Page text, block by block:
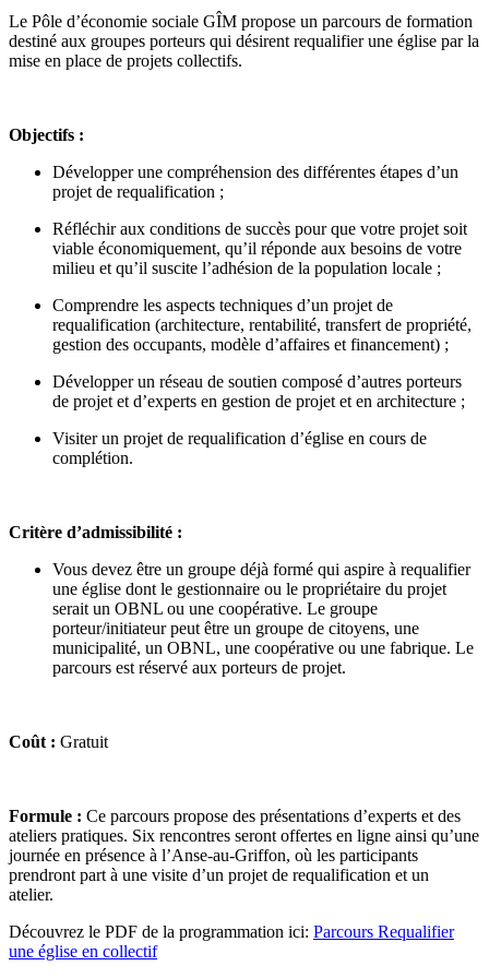
Le Pôle d’économie sociale GÎM propose un parcours de formation
destiné aux groupes porteurs qui désirent requalifier une église par la
mise en place de projets collectifs.
Objectifs :
Développer une compréhension des différentes étapes d’un
projet de requalification ;
Réfléchir aux conditions de succès pour que votre projet soit
viable économiquement, qu’il réponde aux besoins de votre
milieu et qu’il suscite l’adhésion de la population locale ;
Comprendre les aspects techniques d’un projet de
requalification (architecture, rentabilité, transfert de propriété,
gestion des occupants, modèle d’affaires et financement) ;
Développer un réseau de soutien composé d’autres porteurs
de projet et d’experts en gestion de projet et en architecture ;
Visiter un projet de requalification d’église en cours de
complétion.
Critère d’admissibilité :
Vous devez être un groupe déjà formé qui aspire à requalifier
une église dont le gestionnaire ou le propriétaire du projet
serait un OBNL ou une coopérative. Le groupe
porteur/initiateur peut être un groupe de citoyens, une
municipalité, un OBNL, une coopérative ou une fabrique. Le
parcours est réservé aux porteurs de projet.
Coût : Gratuit
Formule : Ce parcours propose des présentations d’experts et des
ateliers pratiques. Six rencontres seront offertes en ligne ainsi qu’une
journée en présence à l’Anse-au-Griffon, où les participants
prendront part à une visite d’un projet de requalification et un
atelier.
Découvrez le PDF de la programmation ici: Parcours Requalifier
une église en collectif